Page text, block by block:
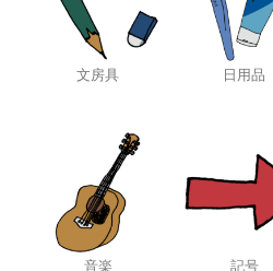
文房具 日用品
音楽 記号